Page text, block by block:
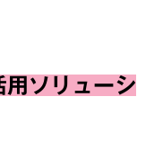
ソリューシ